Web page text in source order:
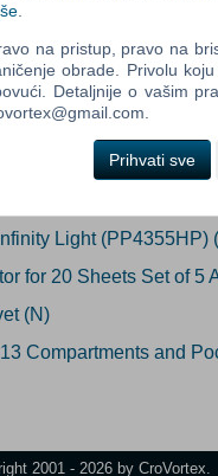
Folders Purple Card
Light (PP4355HP)
for 20 Sheets Set of 5
(N)
Compartments and
2001 - 2026 by CroVortex.
na pristup, pravo na
obrade. Privolu
Detaljnije o vašim
Prihvati sve